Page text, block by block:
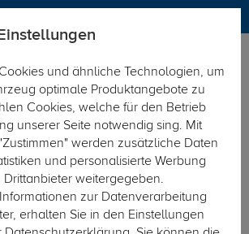
Mercedes C-Klasse
und ähnliche Technologien, um
optimale Produktangebote zu
Cookies, welche für den Betrieb
unserer Seite notwendig sing. Mit
werden zusätzliche Daten
und personalisierte Werbung
weitergegeben.
zur Datenverarbeitung
erhalten Sie in den Einstellungen